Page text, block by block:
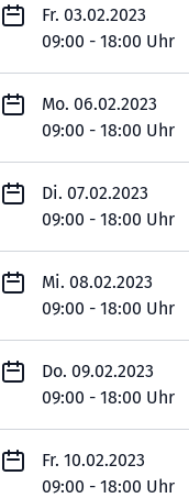
Fr. 03.02.2023
09:00 - 18:00 Uhr
Mo. 06.02.2023
09:00 - 18:00 Uhr
Di. 07.02.2023
09:00 - 18:00 Uhr
Mi. 08.02.2023
09:00 - 18:00 Uhr
Do. 09.02.2023
09:00 - 18:00 Uhr
Fr. 10.02.2023
09:00 - 18:00 Uhr